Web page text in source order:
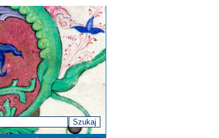
Szukaj